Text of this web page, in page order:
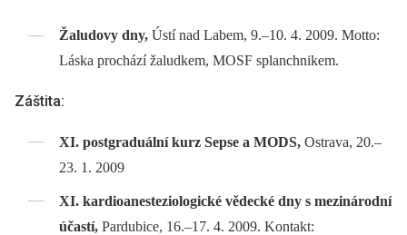
Žaludovy dny, Ústí nad Labem, 9.–10. 4. 2009. Motto:
Láska prochází žaludkem, MOSF splanchnikem.
Záštita:
XI. postgraduální kurz Sepse a MODS, Ostrava, 20.–
23. 1. 2009
XI. kardioanesteziologické vědecké dny s mezinárodní
účastí, Pardubice, 16.–17. 4. 2009. Kontakt: